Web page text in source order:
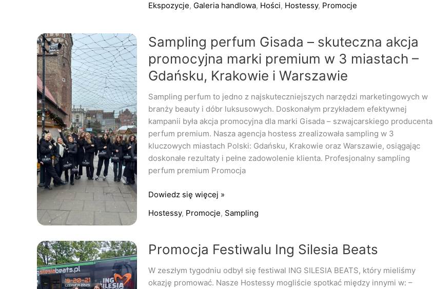
Ekspozycje, Galeria handlowa, Hości, Hostessy, Promocje
Sampling perfum Gisada – skuteczna akcja
promocyjna marki premium w 3 miastach –
Gdańsku, Krakowie i Warszawie
Sampling perfum to jedno z najskuteczniejszych narzędzi marketingowych w
branży beauty i dóbr luksusowych. Doskonałym przykładem efektywnej
kampanii była akcja promocyjna dla marki Gisada – szwajcarskiego producenta
perfum premium. Nasza agencja hostess zrealizowała sampling w 3
kluczowych miastach Polski: Gdańsku, Krakowie oraz Warszawie, osiągając
doskonałe rezultaty i pełne zadowolenie klienta. Profesjonalny sampling
perfum premium Promocja
Sampling
Gisada
–
akcja
promocyjna
marki
premium
w
3
miastach
Gdańsku,
Krakowie
Dowiedz się więcej »
Hostessy, Promocje, Sampling
Promocja Festiwalu Ing Silesia Beats
W zeszłym tygodniu odbył się festiwal ING SILESIA BEATS, który mieliśmy
okazję promować. Nasze Hostessy mogliście spotkać między innymi w: –
Promocja
Ing
Silesia